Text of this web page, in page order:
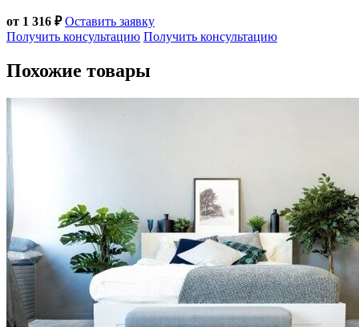
от 1 316 ₽Оставить заявку
Получить консультацию Получить консультацию
Похожие товары